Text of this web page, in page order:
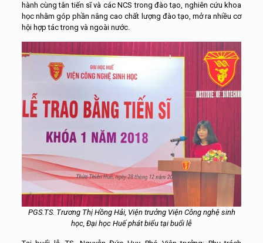
hành cùng tân tiến sĩ và các NCS trong đào tạo, nghiên cứu khoa
học nhằm góp phần nâng cao chất lượng đào tạo, mở ra nhiều cơ
hội hợp tác trong và ngoài nước.
PGS.TS. Trương Thị Hồng Hải, Viện trưởng Viện Công nghệ sinh
học, Đại học Huế phát biểu tại buổi lễ